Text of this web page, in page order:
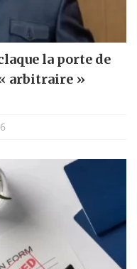
la porte de
arbitraire »